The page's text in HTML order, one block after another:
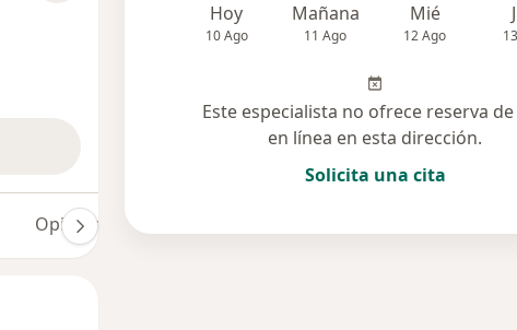
Opiniones (8)
Hoy
10 Ago
Mañana
11 Ago
Mié
12 Ago
Este especialista no ofrece reserva
en línea en esta dirección.
Solicita una cita